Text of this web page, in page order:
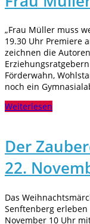
„Frau Müller muss
19.30 Uhr Premiere
zeichnen die
Förderwahn,
noch ein
Weiterlesen
Der
22.
Das
Senftenberg
November 10 Uhr